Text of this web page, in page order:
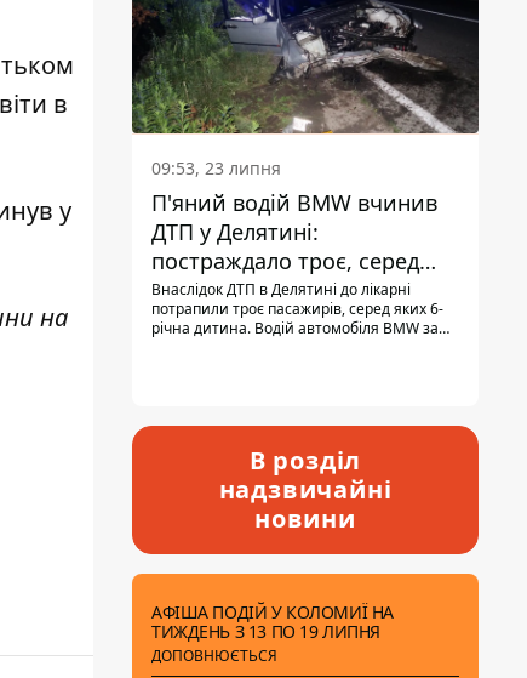
в
у
на
09:53, 23 липня
П'яний водій BMW вчинив
ДТП у Делятині:
постраждало троє, серед
них - дитина
Внаслідок ДТП в Делятині до лікарні
потрапили троє пасажирів, серед яких 6-
річна дитина. Водій автомобіля BMW за
В розділ
надзвичайні
новини
АФІША ПОДІЙ У КОЛОМИЇ НА
ТИЖДЕНЬ З 13 ПО 19 ЛИПНЯ
ДОПОВНЮЄТЬСЯ